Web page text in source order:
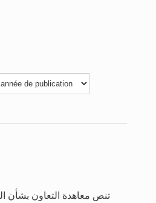
تنص معاهدة التعاون بشأن